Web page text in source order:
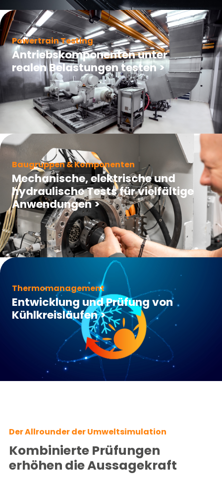
Powertrain Testing
Antriebskomponenten unter
realen Belastungen testen>
Baugruppen & Komponenten
Mechanische, elektrische und
hydraulische Tests für vielfältige
Anwendungen>
Thermomanagement
Entwicklung und Prüfung von
Kühlkreisläufen>
Der Allrounder der Umweltsimulation
Kombinierte Prüfungen
erhöhen die Aussagekraft